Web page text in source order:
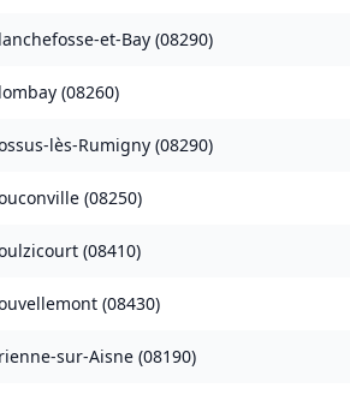
et-Bay (08290)
(08260)
lès-Rumigny (08290)
(08250)
(08410)
(08430)
sur-Aisne (08190)